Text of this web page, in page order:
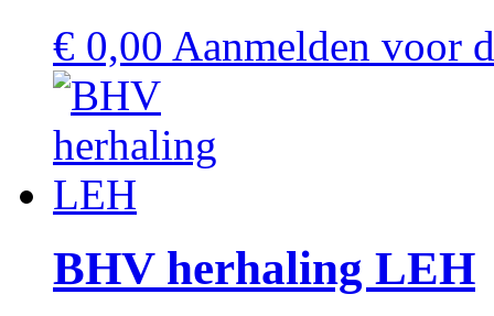
€ 0,00 Aanmelden voor
BHV herhaling LEH